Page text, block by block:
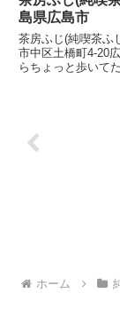
のフロア内に今ど
島県広島市
茶房ふじ(純喫茶ふ
市中区土橋町4-20
らちょっと歩いて
的。さっそく入店
う・・...
ホーム